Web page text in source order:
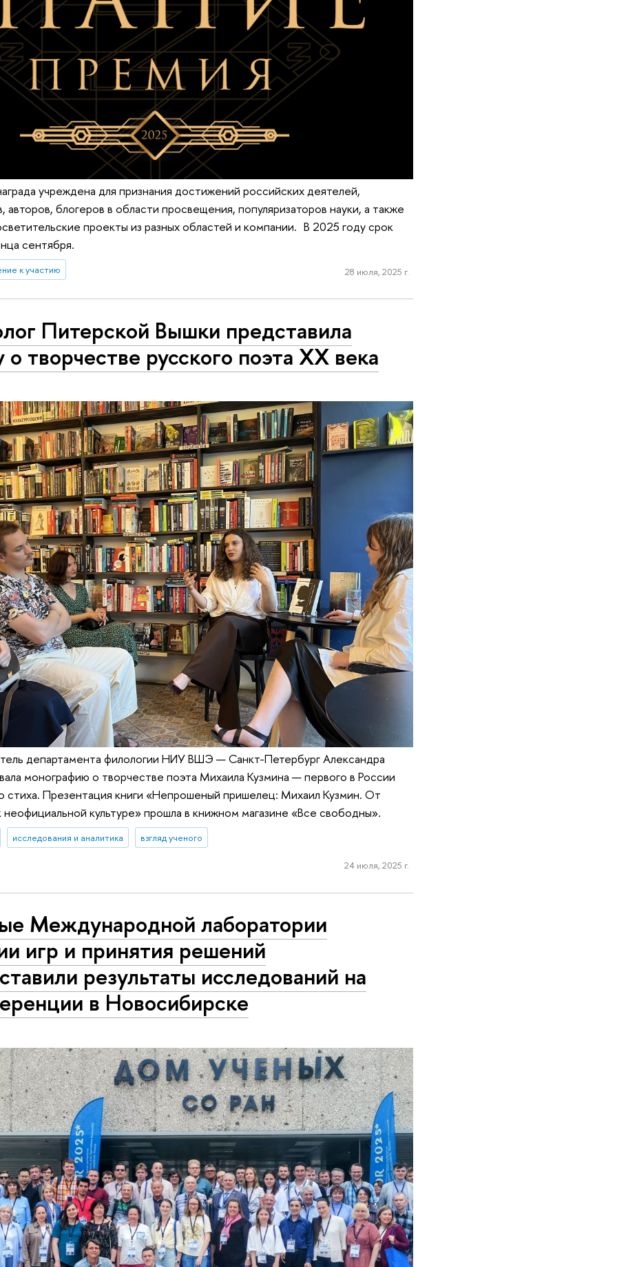
учреждена для признания достижений российских деятелей,
авторов, блогеров в области просвещения, популяризаторов науки, а также
проекты из разных областей и компании. В 2025 году срок
сентября.
к участию 28 июля, 2025 г.
Питерской Вышки представила
о творчестве русского поэта ХХ века
департамента филологии НИУ ВШЭ — Санкт-Петербург Александра
монографию о творчестве поэта Михаила Кузмина — первого в России
стиха. Презентация книги «Непрошеный пришелец: Михаил Кузмин. От
культуре» прошла в книжном магазине «Все свободны».
исследования и аналитика взгляд ученого
24 июля, 2025 г.
Международной лаборатории
игр и принятия решений
результаты исследований на
в Новосибирске